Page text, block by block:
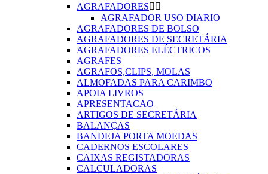
AGRAFADORES 
AGRAFADOR USO DIARIO
AGRAFADORES DE BOLSO
AGRAFADORES DE SECRETÁRIA
AGRAFADORES ELÉCTRICOS
AGRAFES
AGRAFOS,CLIPS, MOLAS
ALMOFADAS PARA CARIMBO
APOIA LIVROS
APRESENTACAO
ARTIGOS DE SECRETÁRIA
BALANÇAS
BANDEJA PORTA MOEDAS
CADERNOS ESCOLARES
CAIXAS REGISTADORAS
CALCULADORAS